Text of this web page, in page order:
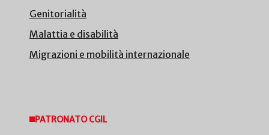
Genitorialità
Malattia e disabilità
Migrazioni e mobilità internazionale
PATRONATO CGIL